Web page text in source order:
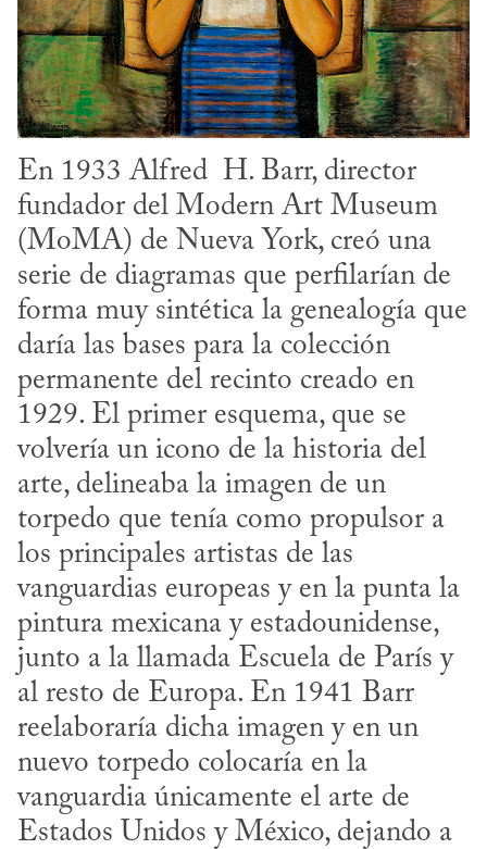
En 1933 Alfred  H. Barr, director
fundador del Modern Art Museum
(MoMA) de Nueva York, creó una
serie de diagramas que perfilarían de
forma muy sintética la genealogía que
daría las bases para la colección
permanente del recinto creado en
1929. El primer esquema, que se
volvería un icono de la historia del
arte, delineaba la imagen de un
torpedo que tenía como propulsor a
los principales artistas de las
vanguardias europeas y en la punta la
pintura mexicana y estadounidense,
junto a la llamada Escuela de París y
al resto de Europa. En 1941 Barr
reelaboraría dicha imagen y en un
nuevo torpedo colocaría en la
vanguardia únicamente el arte de
Estados Unidos y México, dejando a